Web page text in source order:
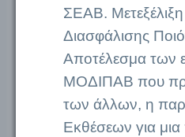
ΣΕΑΒ.
Διασφάλισης
Αποτέλεσμα των
ΜΟΔΙΠΑΒ που
των άλλων, η
Εκθέσεων για